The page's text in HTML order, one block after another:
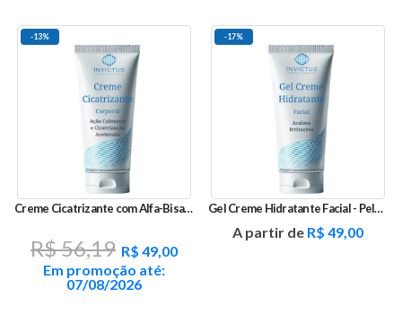
-13%
Creme Cicatrizante com Alfa-Bisabolol e Rosa Mosqueta
R$56,19 preço
original
era:
R$ 56,19.
R$ 49,00preço
atual
Em promoção até:
07/08/2026
-17%
Gel Creme Hidratante Facial - Pele Sensível com Ácido Hialurônico
A partir de R$ 49,00